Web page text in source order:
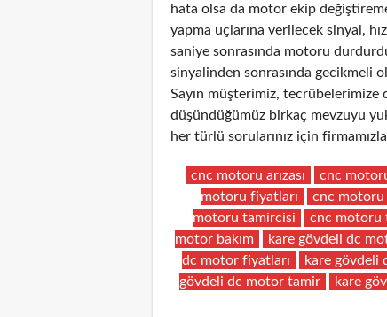
hata olsa da motor ekip
yapma uçlarına verilecek sinyal,
saniye sonrasında motoru
sinyalinden sonrasında gecikmeli
Sayın müşterimiz, tecrübelerimize
düşündüğümüz birkaç mevzuyu
her türlü sorularınız için
cnc motoru arızası cnc
motoru fiyatları
cnc motoru
motoru tamircisi
cnc motoru
motor bakım
kare gövdeli dc
dc motor fiyatları
kare gövdeli
gövdeli dc motor tamir
kare